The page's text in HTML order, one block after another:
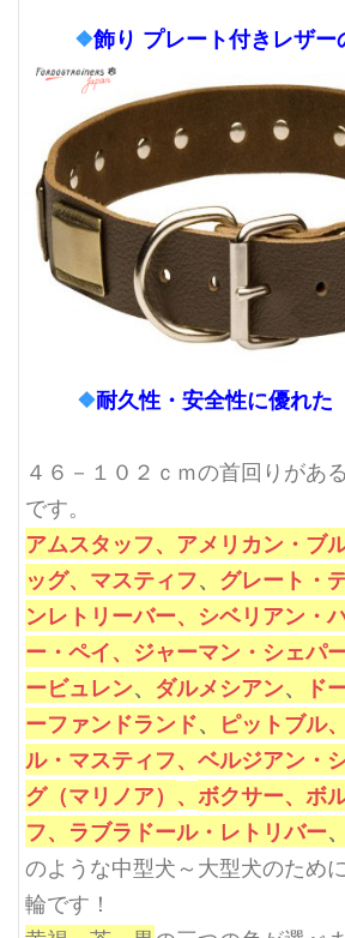
❖飾り プレート付きレザー
❖耐久性・安全性に優れ
４６－１０２ｃｍの首回りがあ
です。
アムスタッフ、 アメリカン・ブ
ッグ、 マスティフ、 グレート・
ンレトリーバー、 シベリアン・
ー・ペイ、 ジャーマン・シェパ
ービュレン、 ダルメシアン、 ド
ーファンドランド、 ピットブル、
ル・マスティフ、 ベルジアン・
グ（マリノア） 、 ボクサー、 ボ
フ、 ラブラドール・レトリバー、
のような中型犬～大型犬のため
輪です！